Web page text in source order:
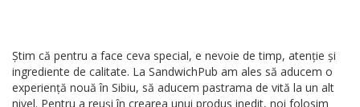
Știm că pentru a face ceva special, e nevoie de timp, atenție și
ingrediente de calitate. La SandwichPub am ales să aducem o
experiență nouă în Sibiu, să aducem pastrama de vită la un alt
nivel. Pentru a reuși în crearea unui produs inedit, noi folosim